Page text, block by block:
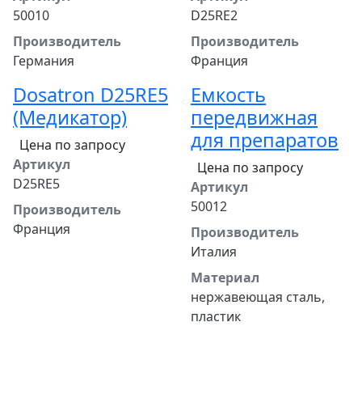
50010
Производитель
Германия
D25RE2
Производитель
Франция
Dosatron D25RE5
(Медикатор)
Цена по запросу
Артикул
D25RE5
Производитель
Франция
Емкость
передвижная
для препаратов
Цена по запросу
Артикул
50012
Производитель
Италия
Материал
нержавеющая сталь,
пластик